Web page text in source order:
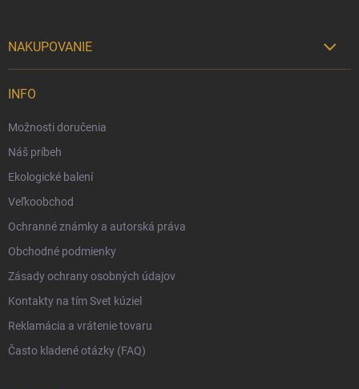
NAKUPOVANIE 
Darčekový radca 🎁
Moja objednávka
Reklamácia a vrátenie tovaru
Vernostný program
Veľkoobchod
Ekologické balenie objednávok
Obchodné podmienky
Zásady ochrany osobných údajov
INFO
Možnosti doručenia
Náš príbeh
Ekologické balení
Veľkoobchod
Ochranné známky a autorská práva
Obchodné podmienky
Zásady ochrany osobných údajov
Kontakty na tím Svet kúziel
Reklamácia a vrátenie tovaru
Často kladené otázky (FAQ)